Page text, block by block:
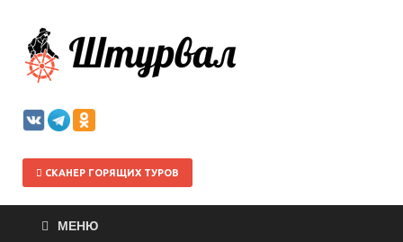
СКАНЕР ГОРЯЩИХ ТУРОВ
МЕНЮ